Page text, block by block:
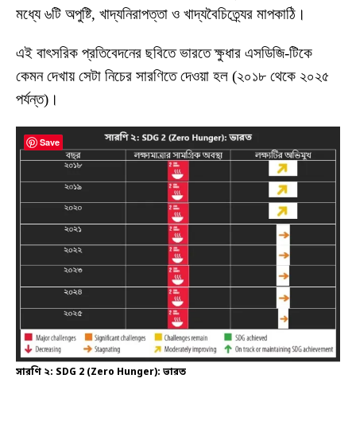
মধ্যে ৬টি অপুষ্টি, খাদ্যনিরাপত্তা ও খাদ্যবৈচিত্র্যের মাপকাঠি।
এই বাৎসরিক প্রতিবেদনের ছবিতে ভারতে ক্ষুধার এসডিজি-টিকে
কেমন দেখায় সেটা নিচের সারণিতে দেওয়া হল (২০১৮ থেকে ২০২৫
পর্যন্ত)।
সারণি ২: SDG 2 (Zero Hunger): ভারত
Save